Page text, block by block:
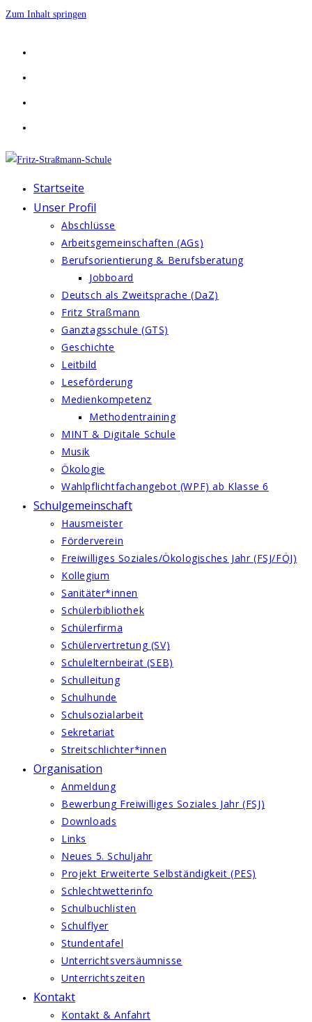
Zum Inhalt springen
Startseite
Unser Profil
Abschlüsse
Arbeitsgemeinschaften (AGs)
Berufsorientierung & Berufsberatung
Jobboard
Deutsch als Zweitsprache (DaZ)
Fritz Straßmann
Ganztagsschule (GTS)
Geschichte
Leitbild
Leseförderung
Medienkompetenz
Methodentraining
MINT & Digitale Schule
Musik
Ökologie
Wahlpflichtfachangebot (WPF) ab Klasse 6
Schulgemeinschaft
Hausmeister
Förderverein
Freiwilliges Soziales/Ökologisches Jahr (FSJ/FÖJ)
Kollegium
Sanitäter*innen
Schülerbibliothek
Schülerfirma
Schülervertretung (SV)
Schulelternbeirat (SEB)
Schulleitung
Schulhunde
Schulsozialarbeit
Sekretariat
Streitschlichter*innen
Organisation
Anmeldung
Bewerbung Freiwilliges Soziales Jahr (FSJ)
Downloads
Links
Neues 5. Schuljahr
Projekt Erweiterte Selbständigkeit (PES)
Schlechtwetterinfo
Schulbuchlisten
Schulflyer
Stundentafel
Unterrichtsversäumnisse
Unterrichtszeiten
Kontakt
Kontakt & Anfahrt